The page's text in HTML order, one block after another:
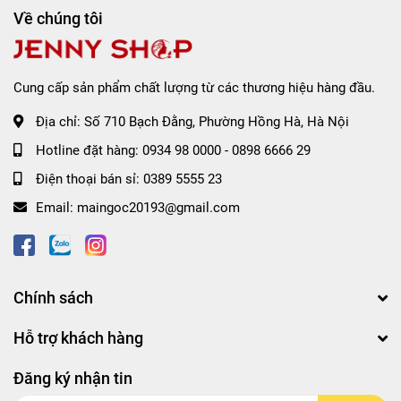
07 - #CoolRoseUp
08 - #CurrantJam:Đỏ cổ điển
10 - #Fudge Red: Đỏ hồng
12 - #Warming Up: Nude cam
15 - #Berry Fizz: Hồng dâu
16 - #Burnt Orange
18 - #Bad Berry
Về chúng tôi
Cung cấp sản phẩm chất lượng từ các thương hiệu hàng đầu.
Địa chỉ: Số 710 Bạch Đằng, Phường Hồng Hà, Hà Nội
Hotline đặt hàng: 0934 98 0000 - 0898 6666 29
Điện thoại bán sỉ: 0389 5555 23
Email: maingoc20193@gmail.com
Chính sách
Hỗ trợ khách hàng
Đăng ký nhận tin